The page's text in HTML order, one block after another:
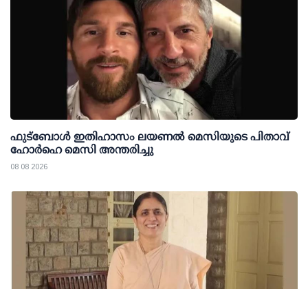
ഫുട്ബോൾ ഇതിഹാസം ലയണൽ മെസിയുടെ പിതാവ്
ഹോർഹെ മെസി അന്തരിച്ചു
08 08 2026